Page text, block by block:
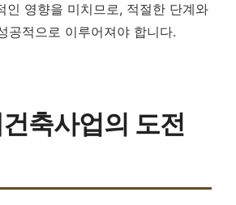
인 영향을 미치므로, 적절한 단계와
공적으로 이루어져야 합니다.
축사업의 도전